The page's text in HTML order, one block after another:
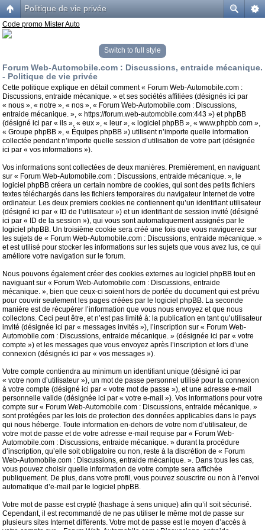
Politique de vie privée
Code promo Mister Auto
Switch to full style
Forum Web-Automobile.com : Discussions, entraide mécanique.
- Politique de vie privée
Cette politique explique en détail comment « Forum Web-Automobile.com :
Discussions, entraide mécanique. » et ses sociétés affiliées (désignés ici par
« nous », « notre », « nos », « Forum Web-Automobile.com : Discussions,
entraide mécanique. », « https://forum.web-automobile.com:443 ») et phpBB
(désigné ici par « ils », « eux », « leur », « logiciel phpBB », « www.phpbb.com »,
« Groupe phpBB », « Équipes phpBB ») utilisent n’importe quelle information
collectée pendant n’importe quelle session d’utilisation de votre part (désignée
ici par « vos informations »).
Vos informations sont collectées de deux manières. Premièrement, en naviguant
sur « Forum Web-Automobile.com : Discussions, entraide mécanique. », le
logiciel phpBB créera un certain nombre de cookies, qui sont des petits fichiers
textes téléchargés dans les fichiers temporaires du navigateur Internet de votre
ordinateur. Les deux premiers cookies ne contiennent qu’un identifiant utilisateur
(désigné ici par « ID de l’utilisateur ») et un identifiant de session invité (désigné
ici par « ID de la session »), qui vous sont automatiquement assignés par le
logiciel phpBB. Un troisième cookie sera créé une fois que vous naviguerez sur
les sujets de « Forum Web-Automobile.com : Discussions, entraide mécanique. »
et est utilisé pour stocker les informations sur les sujets que vous avez lus, ce qui
améliore votre navigation sur le forum.
Nous pouvons également créer des cookies externes au logiciel phpBB tout en
naviguant sur « Forum Web-Automobile.com : Discussions, entraide
mécanique. », bien que ceux-ci soient hors de portée du document qui est prévu
pour couvrir seulement les pages créées par le logiciel phpBB. La seconde
manière est de récupérer l’information que vous nous envoyez et que nous
collectons. Ceci peut être, et n’est pas limité à: la publication en tant qu’utilisateur
invité (désignée ici par « messages invités »), l’inscription sur « Forum Web-
Automobile.com : Discussions, entraide mécanique. » (désignée ici par « votre
compte ») et les messages que vous envoyez après l’inscription et lors d’une
connexion (désignés ici par « vos messages »).
Votre compte contiendra au minimum un identifiant unique (désigné ici par
« votre nom d’utilisateur »), un mot de passe personnel utilisé pour la connexion
à votre compte (désigné ici par « votre mot de passe »), et une adresse e-mail
personnelle valide (désignée ici par « votre e-mail »). Vos informations pour votre
compte sur « Forum Web-Automobile.com : Discussions, entraide mécanique. »
sont protégées par les lois de protection des données applicables dans le pays
qui nous héberge. Toute information en-dehors de votre nom d’utilisateur, de
votre mot de passe et de votre adresse e-mail requise par « Forum Web-
Automobile.com : Discussions, entraide mécanique. » durant la procédure
d’inscription, qu’elle soit obligatoire ou non, reste à la discrétion de « Forum
Web-Automobile.com : Discussions, entraide mécanique. ». Dans tous les cas,
vous pouvez choisir quelle information de votre compte sera affichée
publiquement. De plus, dans votre profil, vous pouvez souscrire ou non à l’envoi
automatique d’e-mail par le logiciel phpBB.
Votre mot de passe est crypté (hashage à sens unique) afin qu’il soit sécurisé.
Cependant, il est recommandé de ne pas utiliser le même mot de passe sur
plusieurs sites Internet différents. Votre mot de passe est le moyen d’accès à